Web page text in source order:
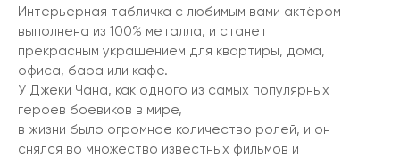
Интерьерная табличка с любимым вами актёром
выполнена из 100% металла, и станет
прекрасным украшением для квартиры, дома,
офиса, бара или кафе.
У Джеки Чана, как одного из самых популярных
героев боевиков в мире,
в жизни было огромное количество ролей, и он
снялся во множество известных фильмов и